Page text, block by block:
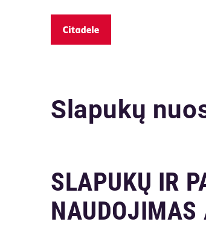
Slapukų
SLAPUKŲ IR
NAUDOJIMAS